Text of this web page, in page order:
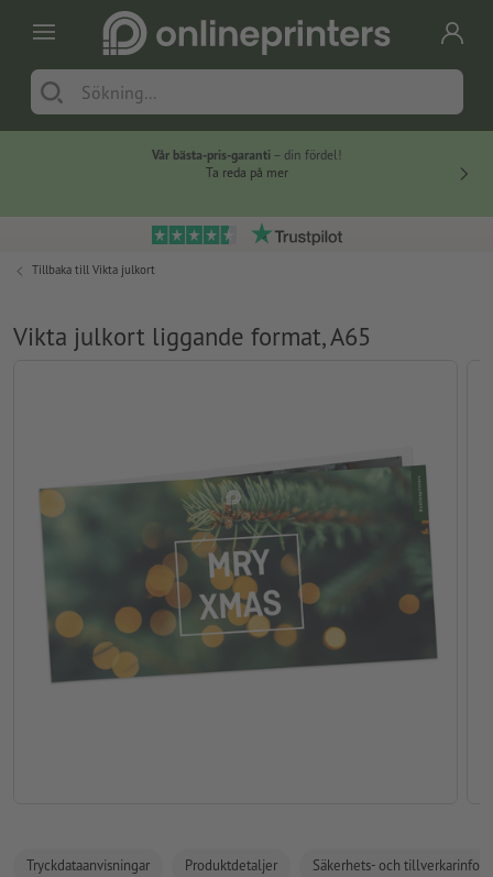
Vår bästa-pris-garanti – din fördel!
Ta reda på mer
Tillbaka till Vikta julkort
Vikta julkort liggande format, A65
Tryckdataanvisningar Produktdetaljer Säkerhets- och